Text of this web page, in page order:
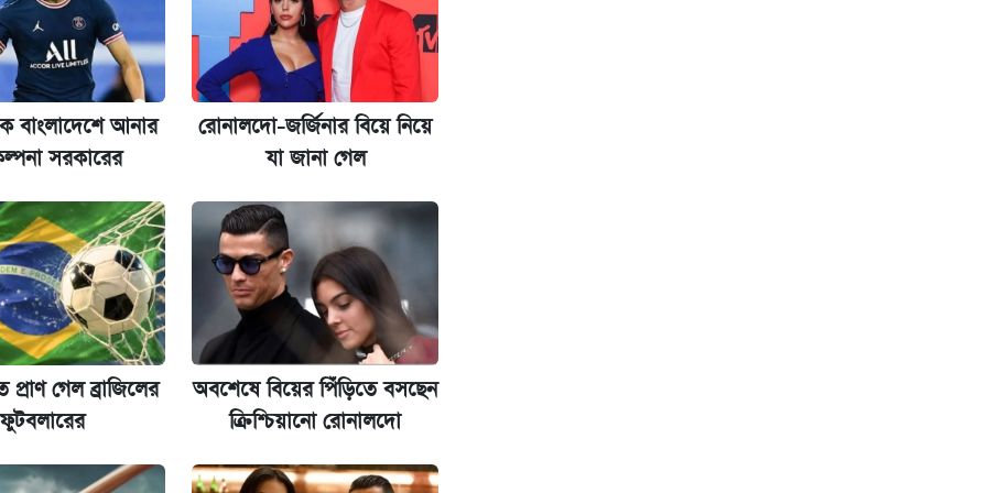
খান
বন্ধ
ফেরত পাঠানো হলো
যা
বাংলাদেশে আনার
সরকারের
রোনালদো-জর্জিনার বিয়ে নিয়ে
যা জানা গেল
গেল ব্রাজিলের
ফুটবলারের
অবশেষে বিয়ের পিঁড়িতে বসছেন
ক্রিশ্চিয়ানো রোনালদো